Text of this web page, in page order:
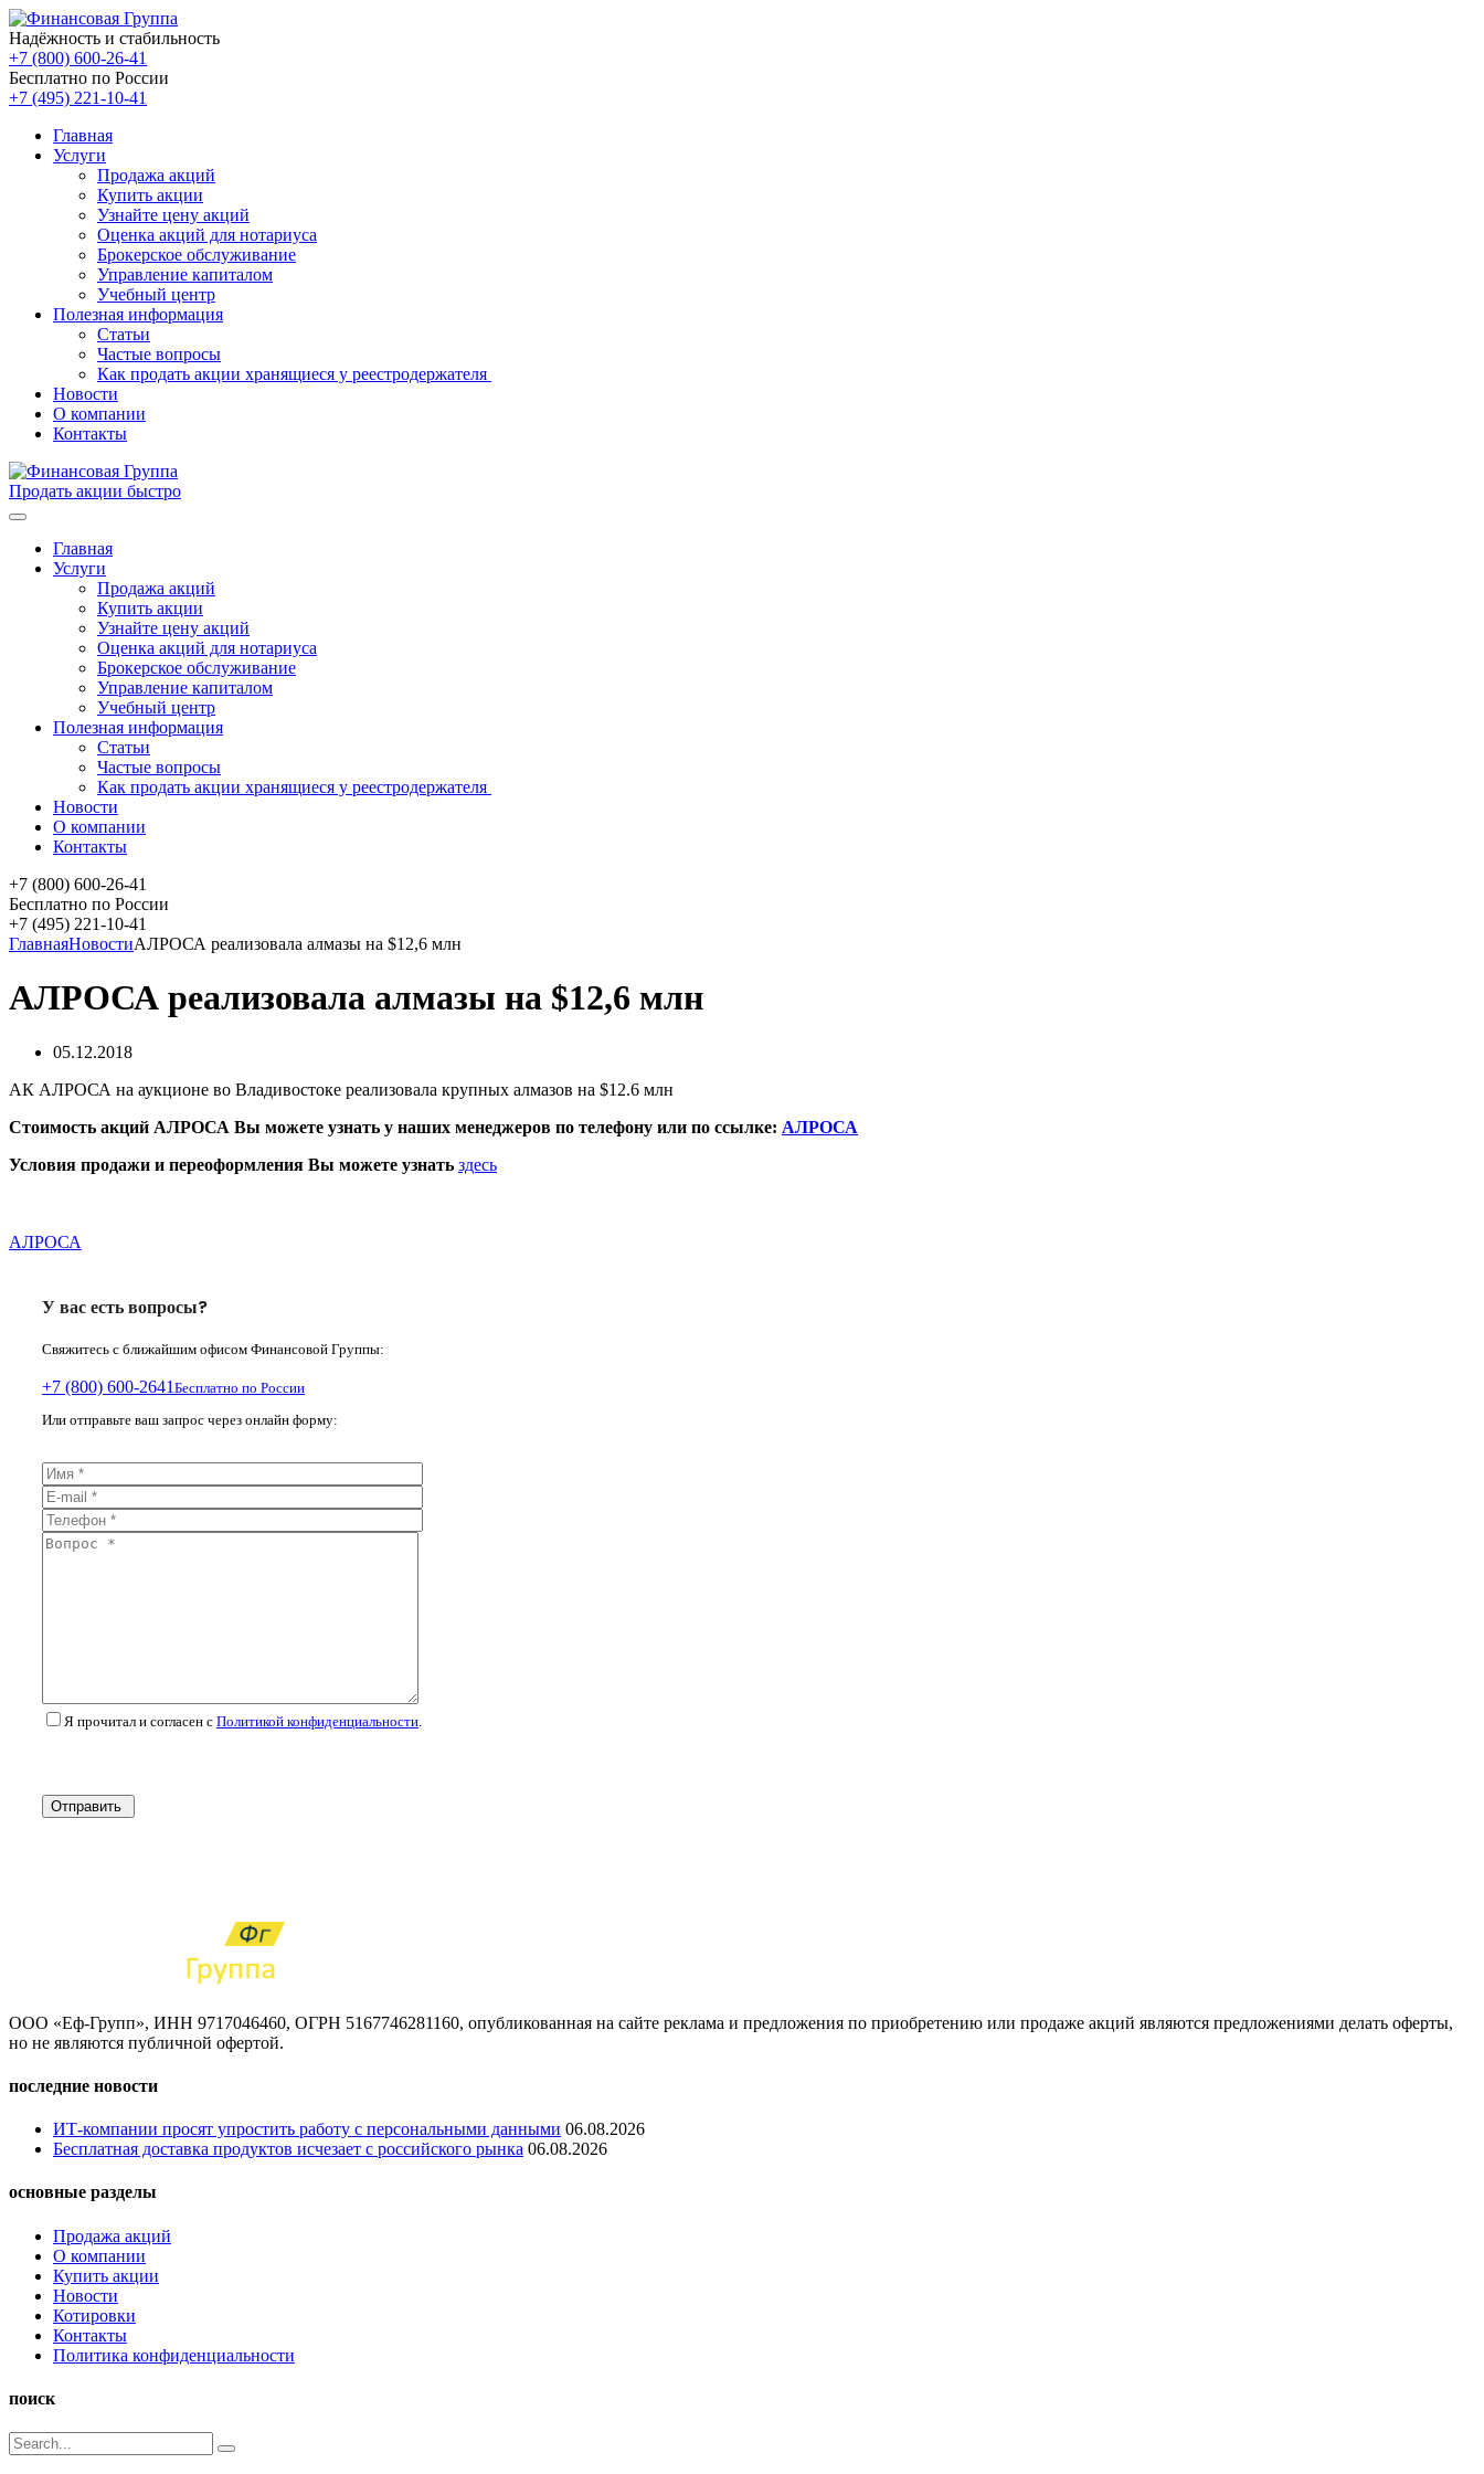
Надёжность и стабильность
+7 (800) 600-26-41
Бесплатно по России
+7 (495) 221-10-41
Главная
Услуги
Продажа акций
Купить акции
Узнайте цену акций
Оценка акций для нотариуса
Брокерское обслуживание
Управление капиталом
Учебный центр
Полезная информация
Статьи
Частые вопросы
Как продать акции хранящиеся у реестродержателя
Новости
О компании
Контакты
Продать акции быстро
Главная
Услуги
Продажа акций
Купить акции
Узнайте цену акций
Оценка акций для нотариуса
Брокерское обслуживание
Управление капиталом
Учебный центр
Полезная информация
Статьи
Частые вопросы
Как продать акции хранящиеся у реестродержателя
Новости
О компании
Контакты
+7 (800) 600-26-41
Бесплатно по России
+7 (495) 221-10-41
ГлавнаяНовостиАЛРОСА реализовала алмазы на $12,6 млн
АЛРОСА реализовала алмазы на $12,6 млн
05.12.2018
АК АЛРОСА на аукционе во Владивостоке реализовала крупных алмазов на $12.6 млн
Стоимость акций АЛРОСА Вы можете узнать у наших менеджеров по телефону или по ссылке: АЛРОСА
Условия продажи и переоформления Вы можете узнать здесь
АЛРОСА
У вас есть вопросы?
Свяжитесь с ближайшим офисом Финансовой Группы:
+7 (800) 600-2641 Бесплатно по России
Или отправьте ваш запрос через онлайн форму:
Я прочитал и согласен с Политикой конфиденциальности
Отправить
ООО «Еф-Групп», ИНН 9717046460, ОГРН 5167746281160, опубликованная на сайте реклама и предложения по приобретению или продаже акций являются предложениями делать оферты,
но не являются публичной офертой.
последние новости
ИТ-компании просят упростить работу с персональными данными 06.08.2026
Бесплатная доставка продуктов исчезает с российского рынка 06.08.2026
основные разделы
Продажа акций
О компании
Купить акции
Новости
Котировки
Контакты
Политика конфиденциальности
поиск